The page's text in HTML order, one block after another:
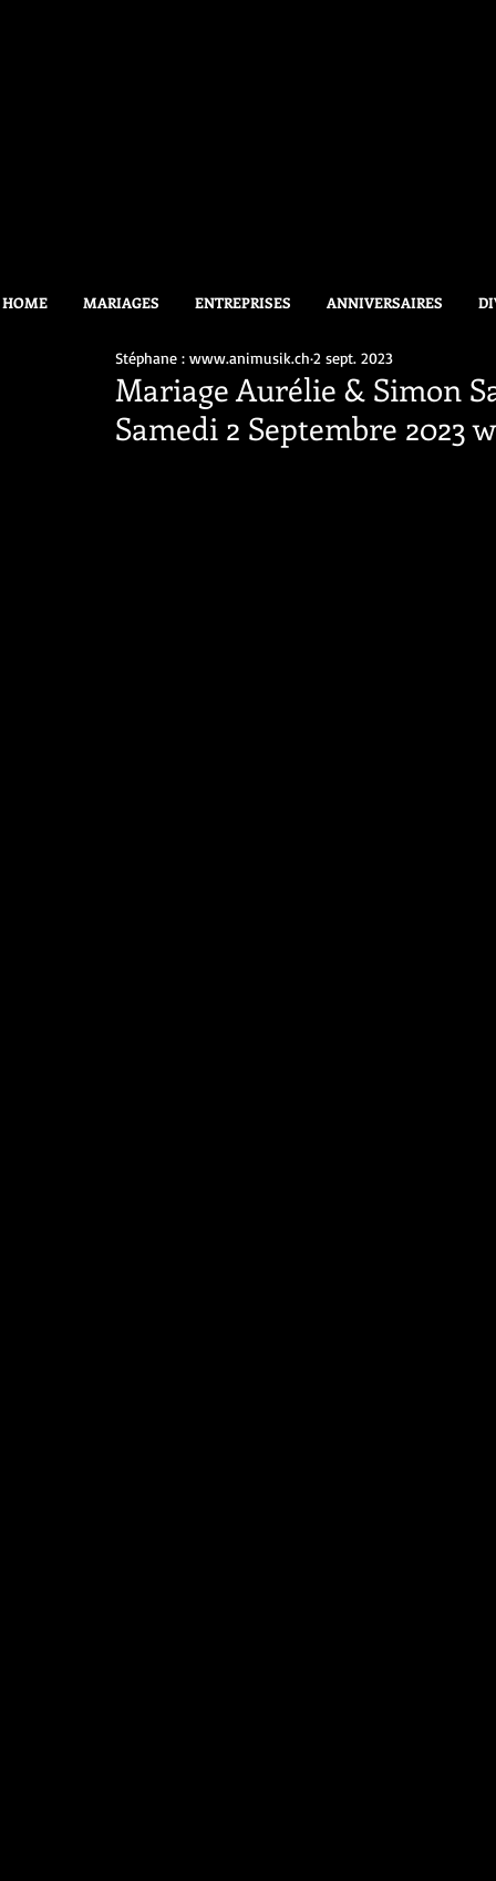
HOME MARIAGES ENTREPRISES ANNIVERSAIRES
Mariage Aurélie & Simon
Samedi 2 Septembre 2023
Stéphane : www.animusik.ch 2 sept. 2023